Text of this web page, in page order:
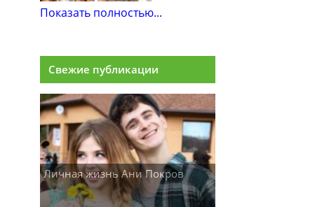
Показать полностью...
Свежие публикации
Личная жизнь Ани Покров